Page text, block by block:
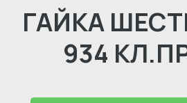
ГАЙКА
934